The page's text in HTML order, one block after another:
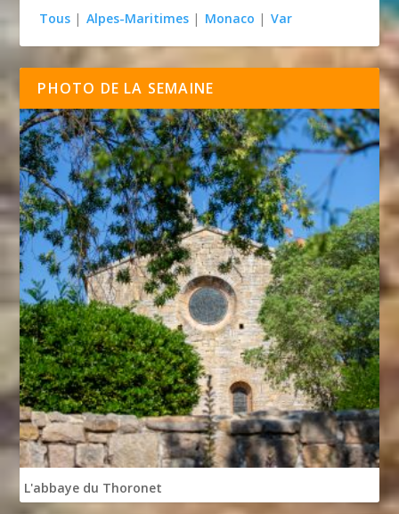
Tous | Alpes-Maritimes | Monaco | Var
PHOTO DE LA SEMAINE
L'abbaye du Thoronet